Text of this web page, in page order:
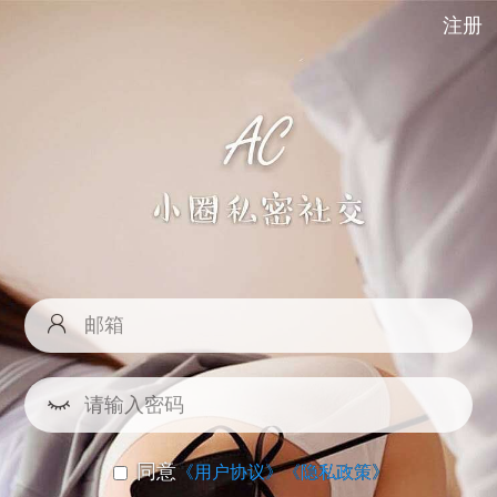
注册
同意《用户协议》《隐私政策》